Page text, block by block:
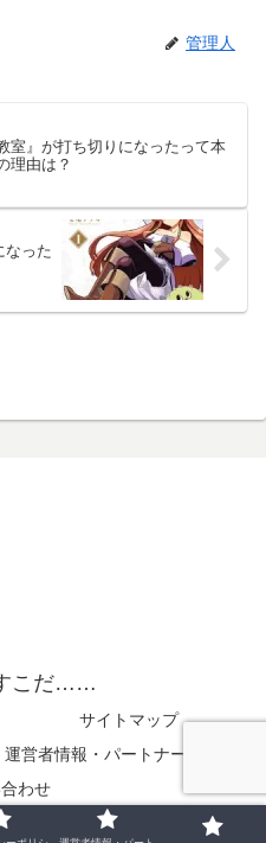
管理人
室』が打ち切りになったって本
理由は？
なった
こだ……
サイトマップ
運営者情報・パートナーメディア
わせ
がすこだ…….